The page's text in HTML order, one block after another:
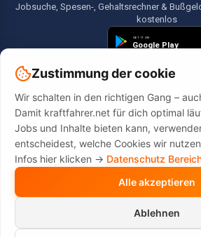
Jobsuche, Spesen-, Gehaltsrechner &
kostenlos
©2026 Kraftfahrer.net. Alle Rechte
Diese Website wird durch reCAPTCHA
und
Zustimmung der cookie
Wir schalten in den richtigen Gang –
Damit kraftfahrer.net für dich optimal
Jobs und Inhalte bieten kann,
entscheidest, welche Cookies wir
Infos hier klicken -> Datenschutz
Alle akzeptieren
Ablehnen